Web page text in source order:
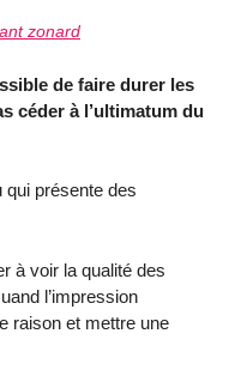
zonard
de faire durer les
céder à l’ultimatum du
qui présente des
à voir la qualité des
l’impression
raison et mettre une